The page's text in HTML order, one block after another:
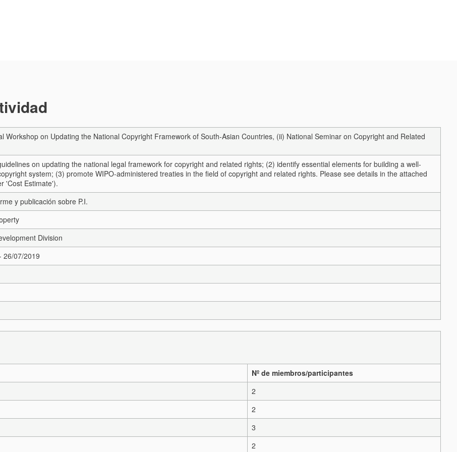
Workshop on Updating the National Copyright Framework of South-Asian Countries, (ii) National Seminar on Copyright and Related
on updating the national legal framework for copyright and related rights; (2) identify essential elements for building a well-
system; (3) promote WIPO-administered treaties in the field of copyright and related rights. Please see details in the attached
'Cost Estimate').
y publicación sobre P.I.
Division
26/07/2019
Nº de miembros/participantes
2
2
3
2